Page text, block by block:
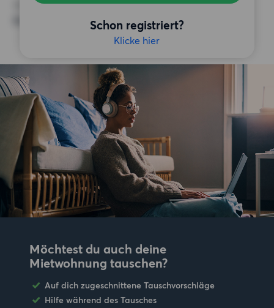
Schon registriert?
Klicke hier
SONSTIGE PRÄFERENZEN
Keine bestimmten Präferenzen
Möchtest du auch deine
Mietwohnung tauschen?
Auf dich zugeschnittene Tauschvorschläge
Hilfe während des Tausches